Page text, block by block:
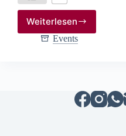
Weiterlesen
Stendaler
Kulturnacht
Events